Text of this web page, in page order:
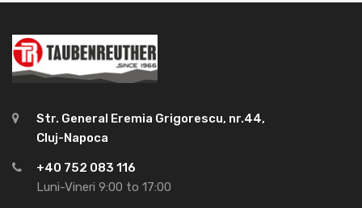
Str. General Eremia Grigorescu, nr.44,
Cluj-Napoca
+40 752 083 116
Luni-Vineri 9:00 to 17:00